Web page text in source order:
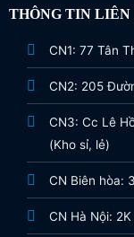
THÔNG TIN LIÊN
CN1: 77 Tân
CN2: 205
CN3: Cc Lê
(Kho sỉ, lẻ)
CN Biên hòa:
CN Hà Nội: